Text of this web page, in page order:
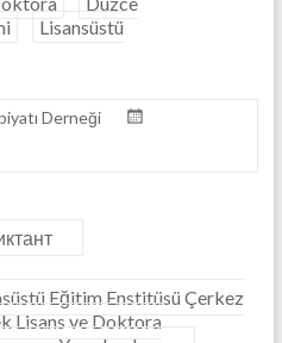
n e
Lisansüstü
Derneği
Eğitim Enstitüsü Çerkez
Lisans ve Doktora